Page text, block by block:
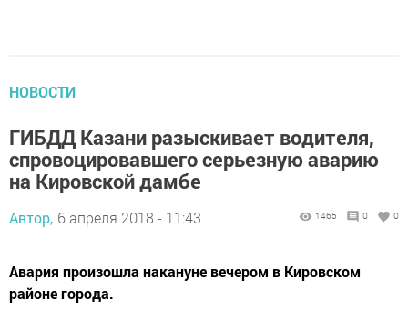
НОВОСТИ
ГИБДД Казани разыскивает водителя,
спровоцировавшего серьезную аварию
на Кировской дамбе
Автор, 6 апреля 2018 - 11:43 1465 0 0
Авария произошла накануне вечером в Кировском
районе города.